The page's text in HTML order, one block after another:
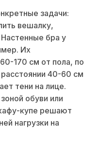
задачи:
вешалку,
бра у
Их
170 см от пола, по
40-60 см
тени на лице.
обуви или
купе решают
нагрузки на